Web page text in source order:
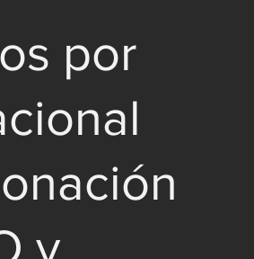
por
y